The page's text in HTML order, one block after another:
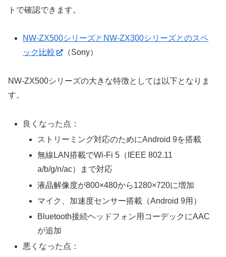
トで確認できます。
NW-ZX500シリーズとNW-ZX300シリーズとのスペ
ック比較
（Sony）
NW-ZX500シリーズの大きな特徴としては以下となりま
す。
良くなった点：
ストリーミング対応のためにAndroid 9を搭載
無線LAN搭載でWi-Fi 5（IEEE 802.11
a/b/g/n/ac）まで対応
液晶解像度が800×480から1280×720に増加
マイク、加速度センサー搭載（Android 9用）
Bluetooth接続ヘッドフォン用コーデックにAAC
が追加
悪くなった点：